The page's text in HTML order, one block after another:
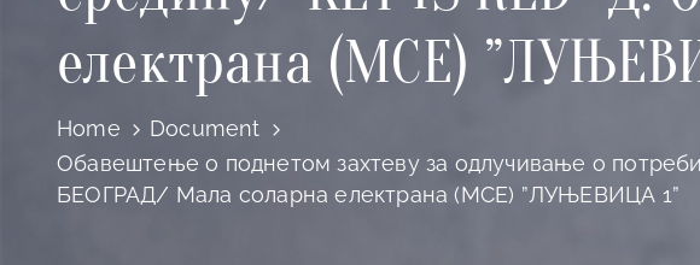
електрана (МСЕ)
Home
Document
Обавештење о поднетом захтеву за одлучивање о
БЕОГРАД/ Мала соларна електрана (МСЕ) ”ЛУЊЕВИЦА 1”